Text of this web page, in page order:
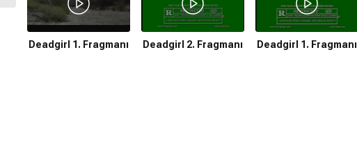
Deadgirl 1. Fragmanı
Deadgirl 2. Fragmanı Deadgirl 1. Fragmanı